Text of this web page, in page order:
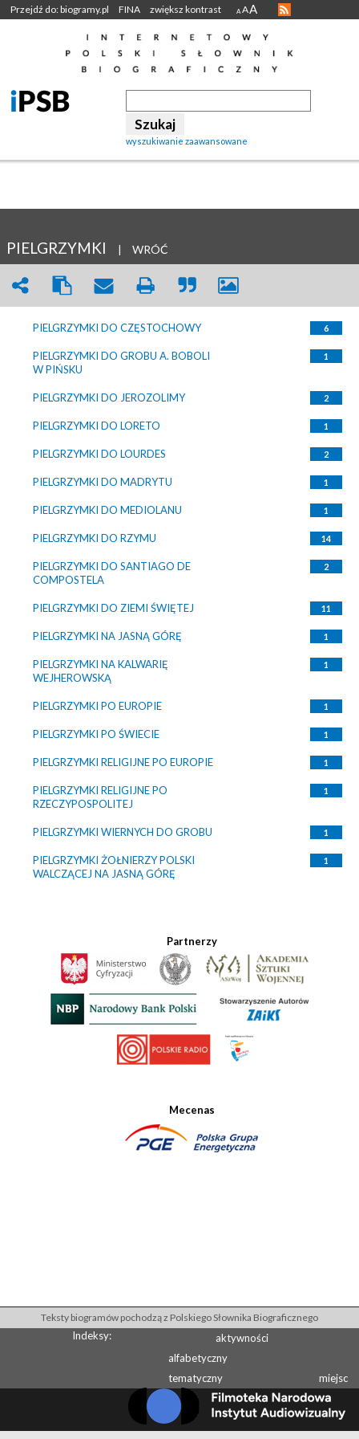
Przejdź do: biogramy.pl FINA zwiększ kontrast A AA
wyszukiwanie zaawansowane
PIELGRZYMKI | WRÓĆ
PIELGRZYMKI DO CZĘSTOCHOWY 6
PIELGRZYMKI DO GROBU A. BOBOLI
W PIŃSKU
1
PIELGRZYMKI DO JEROZOLIMY 2
PIELGRZYMKI DO LORETO 1
PIELGRZYMKI DO LOURDES 2
PIELGRZYMKI DO MADRYTU 1
PIELGRZYMKI DO MEDIOLANU 1
PIELGRZYMKI DO RZYMU 14
PIELGRZYMKI DO SANTIAGO DE
COMPOSTELA
2
PIELGRZYMKI DO ZIEMI ŚWIĘTEJ 11
PIELGRZYMKI NA JASNĄ GÓRĘ 1
PIELGRZYMKI NA KALWARIĘ
WEJHEROWSKĄ
1
PIELGRZYMKI PO EUROPIE 1
PIELGRZYMKI PO ŚWIECIE 1
PIELGRZYMKI RELIGIJNE PO EUROPIE 1
PIELGRZYMKI RELIGIJNE PO
RZECZYPOSPOLITEJ
1
PIELGRZYMKI WIERNYCH DO GROBU 1
PIELGRZYMKI ŻOŁNIERZY POLSKI
WALCZĄCEJ NA JASNĄ GÓRĘ
1
Partnerzy
Mecenas
Teksty biogramów pochodzą z Polskiego Słownika Biograficznego
Indeksy:
aktywności
alfabetyczny
tematyczny
miejsc